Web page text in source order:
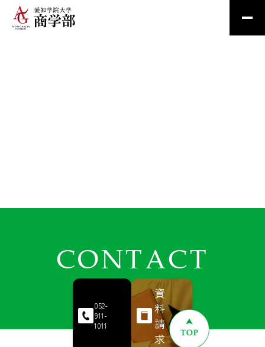
CONTACT
052-
911-
1011
資
料
請
求